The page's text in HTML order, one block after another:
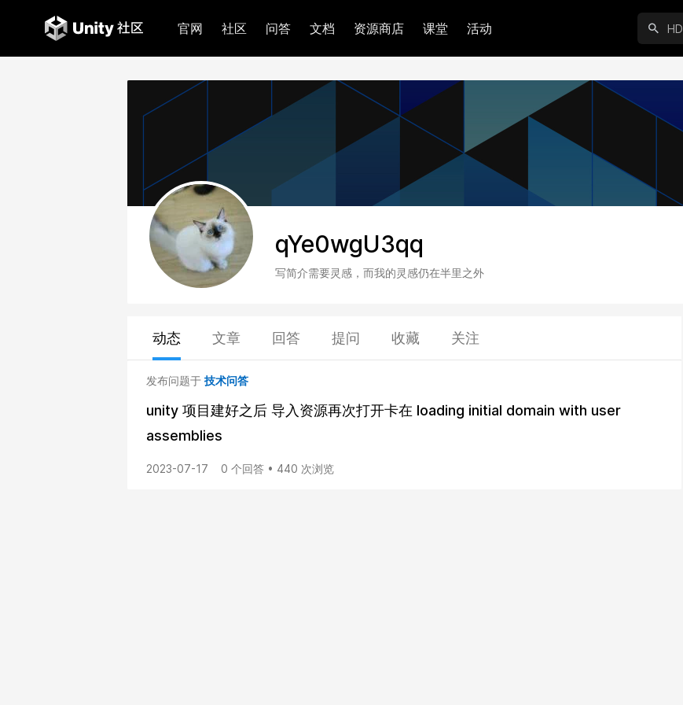
官网 社区 问答 文档 资源商店 课堂 活动
qYe0wgU3qq
写简介需要灵感，而我的灵感仍在半里之外
动态 文章 回答 提问 收藏 关注
发布问题于 技术问答
unity 项目建好之后 导入资源再次打开卡在 loading initial domain with user
assemblies
2023-07-17 0 个回答 • 440 次浏览